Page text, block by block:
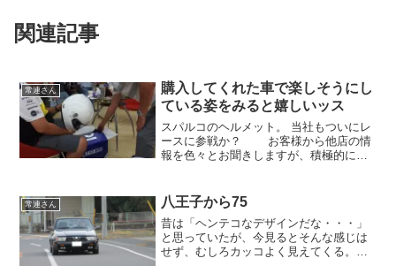
関連記事
常連さん
購入してくれた車で楽しそうにし
ている姿をみると嬉しいッス
スパルコのヘルメット。 当社もついにレ
ースに参戦か？ お客様から他店の情
報を色々とお聞きしますが、積極的にレ
上げ・・・ れない。無理ッス、無理ッ
ス。私にはそんな技量...
常連さん 八王子から75
昔は「ヘンテコなデザインだな・・・」
と思っていたが、今見るとそんな感じは
せず、むしろカッコよく見えてくる。